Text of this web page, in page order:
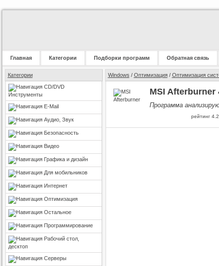
Главная Категории Подборки программ Обратная связь
Категории
CD/DVD
Инструменты
E-Mail
Аудио, Звук
Безопасность
Видео
Графика и дизайн
Для мобильников
Интернет
Оптимизация
Остальное
Программирование
Рабочий стол,
десктоп
Серверы
Windows / Оптимизация/ Оптимизация
MSI Afterburner
Программа
рейтинг 4.2